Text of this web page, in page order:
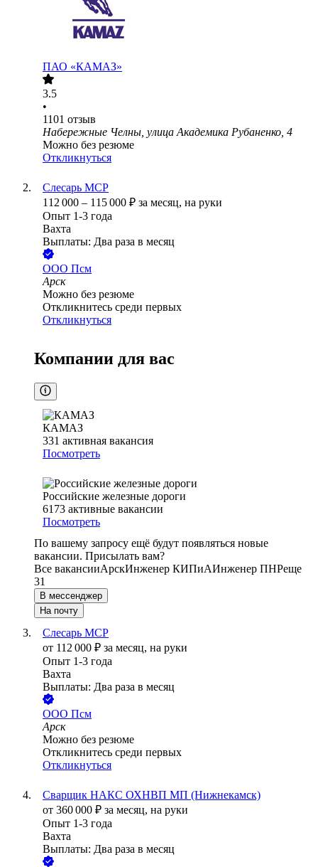
ПАО «КАМАЗ»
3.5
•
1101 отзыв
Набережные Челны, улица Академика Рубаненко, 4
Можно без резюме
Откликнуться
Слесарь МСР
112 000 – 115 000 ₽ за месяц, на руки
Опыт 1-3 года
Вахта
Выплаты: Два раза в месяц
ООО Псм
Арск
Можно без резюме
Откликнитесь среди первых
Откликнуться
Компании для вас
КАМАЗ
331 активная вакансия
Посмотреть
Российские железные дороги
6173 активные вакансии
Посмотреть
По вашему запросу ещё будут появляться новые
вакансии. Присылать вам?
Все вакансииАрскИнженер КИПиАИнженер ПНРеще
31
В мессенджер
На почту
Слесарь МСР
от 112 000 ₽ за месяц, на руки
Опыт 1-3 года
Вахта
Выплаты: Два раза в месяц
ООО Псм
Арск
Можно без резюме
Откликнитесь среди первых
Откликнуться
Сварщик НАКС ОХНВП МП (Нижнекамск)
от 360 000 ₽ за месяц, на руки
Опыт 1-3 года
Вахта
Выплаты: Два раза в месяц